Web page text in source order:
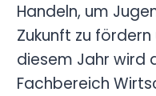
Handeln, um
Zukunft zu
diesem Jahr wird
Fachbereich